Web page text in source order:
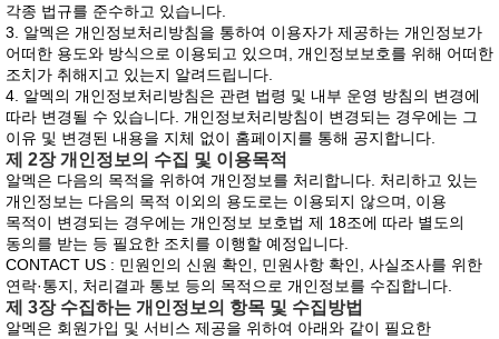
각종 법규를 준수하고 있습니다.
3. 알멕은 개인정보처리방침을 통하여 이용자가 제공하는 개인정보가
어떠한 용도와 방식으로 이용되고 있으며, 개인정보보호를 위해 어떠한
조치가 취해지고 있는지 알려드립니다.
4. 알멕의 개인정보처리방침은 관련 법령 및 내부 운영 방침의 변경에
따라 변경될 수 있습니다. 개인정보처리방침이 변경되는 경우에는 그
이유 및 변경된 내용을 지체 없이 홈페이지를 통해 공지합니다.
제 2장 개인정보의 수집 및 이용목적
알멕은 다음의 목적을 위하여 개인정보를 처리합니다. 처리하고 있는
개인정보는 다음의 목적 이외의 용도로는 이용되지 않으며, 이용
목적이 변경되는 경우에는 개인정보 보호법 제 18조에 따라 별도의
동의를 받는 등 필요한 조치를 이행할 예정입니다.
CONTACT US : 민원인의 신원 확인, 민원사항 확인, 사실조사를 위한
연락·통지, 처리결과 통보 등의 목적으로 개인정보를 수집합니다.
제 3장 수집하는 개인정보의 항목 및 수집방법
알멕은 회원가입 및 서비스 제공을 위하여 아래와 같이 필요한